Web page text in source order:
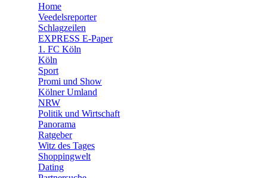
🛒 Shoppingwelt
Home
Veedelsreporter
Schlagzeilen
EXPRESS E-Paper
1. FC Köln
Köln
Sport
Promi und Show
Kölner Umland
NRW
Politik und Wirtschaft
Panorama
Ratgeber
Witz des Tages
Shoppingwelt
Dating